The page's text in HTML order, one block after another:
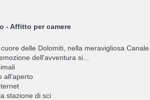
- Affitto per camere
delle Dolomiti, nella meravigliosa Canale
dell'avventura si...
all'aperto
stazione di sci